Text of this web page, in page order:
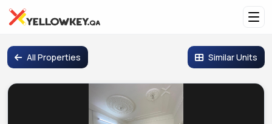
All Properties Similar Units